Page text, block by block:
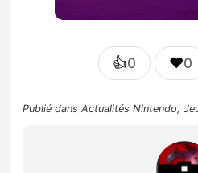
👍0 ❤️0
Publié dansActualités Nintendo,